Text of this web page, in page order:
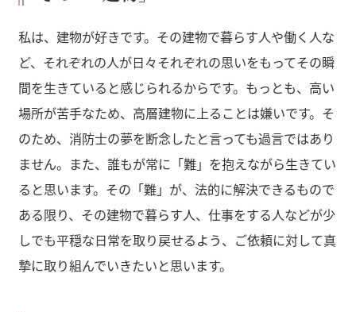
私は、建物が好きです。その建物で暮らす人や働く人な
ど、それぞれの人が日々それぞれの思いをもってその瞬
間を生きていると感じられるからです。もっとも、高い
場所が苦手なため、高層建物に上ることは嫌いです。そ
のため、消防士の夢を断念したと言っても過言ではあり
ません。また、誰もが常に「難」を抱えながら生きてい
ると思います。その「難」が、法的に解決できるもので
ある限り、その建物で暮らす人、仕事をする人などが少
しでも平穏な日常を取り戻せるよう、ご依頼に対して真
摯に取り組んでいきたいと思います。